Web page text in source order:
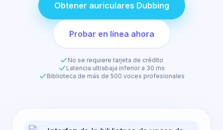
Obtener auriculares Dubbing
Probar en línea ahora
No se requiere tarjeta de crédito
Latencia ultrabaja inferior a 30 ms
Biblioteca de más de 500 voces profesionales